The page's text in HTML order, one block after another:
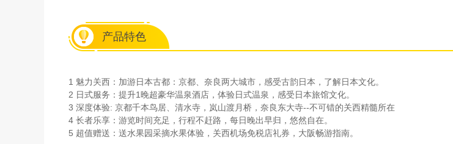
产品特色
1 魅力关西：加游日本古都：京都、奈良两大城市，感受古韵日本，了解日本文化。
2 日式服务：提升1晚超豪华温泉酒店，体验日式温泉，感受日本旅馆文化。
3 深度体验: 京都千本鸟居、清水寺，岚山渡月桥，奈良东大寺--不可错的关西精髓所在
4 长者乐享：游览时间充足，行程不赶路，每日晚出早归，悠然自在。
5 超值赠送：送水果园采摘水果体验，关西机场免税店礼券，大阪畅游指南。